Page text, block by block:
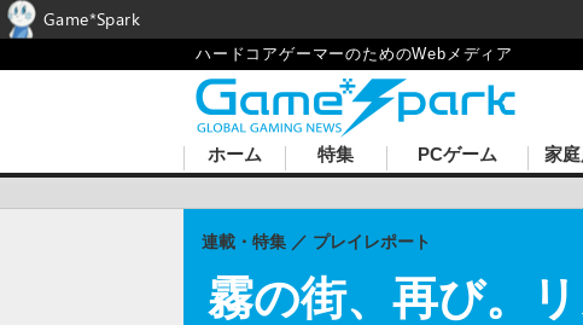
ハードコアゲーマーのためのWebメディア
ホーム 特集 PCゲーム 家
霧の街、再び。
連載・特集 プレイレポート
Game*Spark